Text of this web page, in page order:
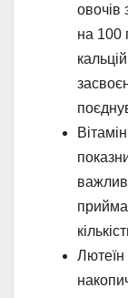
овочів
на 100
Лютеїн